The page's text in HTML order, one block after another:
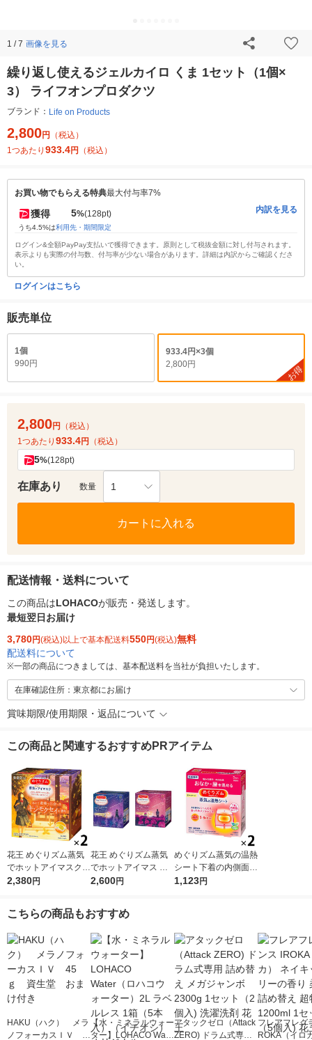
1 / 7 画像を見る
繰り返し使えるジェルカイロ くま 1セット（1個×
3） ライフオンプロダクツ
ブランド： Life on Products
2,800円
（税込）
1つあたり 933.4円 （税込）
お買い物でもらえる特典最大付与率7%
獲得 5%(128pt)
うち4.5%は利用先・期間限定
内訳を見る
ログイン&全額PayPay支払いで獲得できます。原則として税抜金額に対し付与されます。
表示よりも実際の付与数、付与率が少ない場合があります。詳細は内訳からご確認くださ
い。
ログインはこちら
販売単位
1個
990円
933.4円×3個
2,800円
お得
2,800円
（税込）
1つあたり 933.4円 （税込）
5%(128pt)
在庫あり 数量 1
カートに入れる
配送情報・送料について
この商品はLOHACOが販売・発送します。
最短翌日お届け
3,780円(税込)以上で基本配送料550円(税込)無料
配送料について
※一部の商品につきましては、基本配送料を当社が負担いたします。
在庫確認住所：東京都にお届け
賞味期限/使用期限・返品について
この商品と関連するおすすめPRアイテム
花王 めぐりズム蒸気
でホットアイマスクキ
ンモクセイの香り 1セ
2,380円
花王 めぐりズム蒸気
でホットアイマス シ
ダウッド×ゼラニウム
2,600円
めぐりズム蒸気の温熱
シート下着の内側面に
貼る 1セット（5枚
1,123円
こちらの商品もおすすめ
HAKU（ハク） メラ
ノフォーカスＩＶ 4
【水・ミネラルウォー
ター】LOHACO Wate
アタックゼロ（Attack
ZERO) ドラム式専用
フレアフレグ
ROKA（イロ